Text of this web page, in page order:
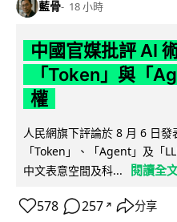
藍骨 18 小時
中國官媒批評 AI
「Token」與「
權
人民網旗下評論於 8 月 6 日
「Token」、「Agent」及「
中文表意空間及科...
閱讀全
578 257 ↗ 分享